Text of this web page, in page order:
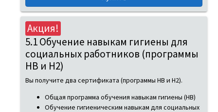
Акция!
5.1 Обучение навыкам гигиены для
социальных работников (программы
HB и H2)
Вы получите два сертификата (программы HB и H2).
Общая программа обучения навыкам гигиены (HB)
Обучение гигиеническим навыкам для социальных